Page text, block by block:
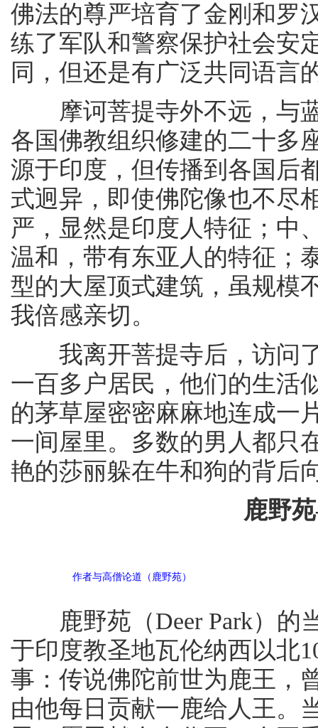
佛法的尊严培育了金刚和罗
练了军队和警察保护社会安
同，但还是有广泛共同语言
摩诃菩提寺外不远，与蓝
各国佛教组织修建的二十多
源于印度，但传播到各国后
式迥异，即使佛陀像也不尽
严，显然是印度人特征；中
温和，带有东亚人的特征；
型的大屋顶式建筑，虽规模
我倍感亲切。
我离开菩提寺后，访问了
一百多户居民，他们的生活
的茅草屋密密麻麻地连成一
一间屋里。多数的男人都只
艳的莎丽躲在牛和狗的背后
鹿野
作者与高僧论道（鹿野苑）
鹿野苑（Deer Park）的
于印度教圣地瓦伦纳西以北
事：传说佛陀前世为鹿王，
由他每日贡献一鹿给人王。